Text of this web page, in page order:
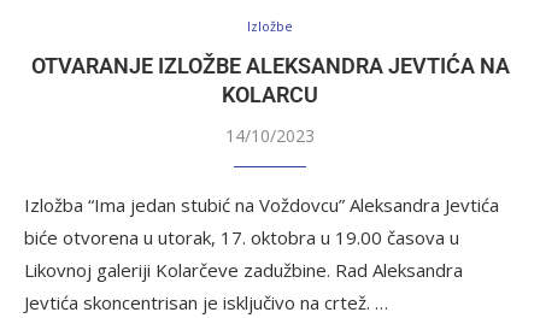
Izložbe
OTVARANJE IZLOŽBE ALEKSANDRA JEVTIĆA NA
KOLARCU
14/10/2023
Izložba “Ima jedan stubić na Voždovcu” Aleksandra Jevtića
biće otvorena u utorak, 17. oktobra u 19.00 časova u
Likovnoj galeriji Kolarčeve zadužbine. Rad Aleksandra
Jevtića skoncentrisan je isključivo na crtež. …